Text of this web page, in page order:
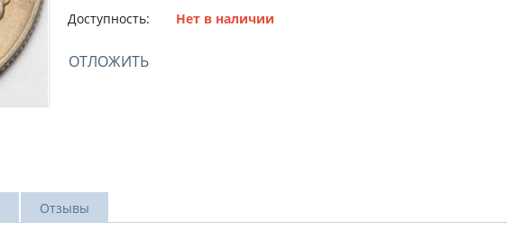
Доступность:
Нет в наличии
ОТЛОЖИТЬ
Отзывы